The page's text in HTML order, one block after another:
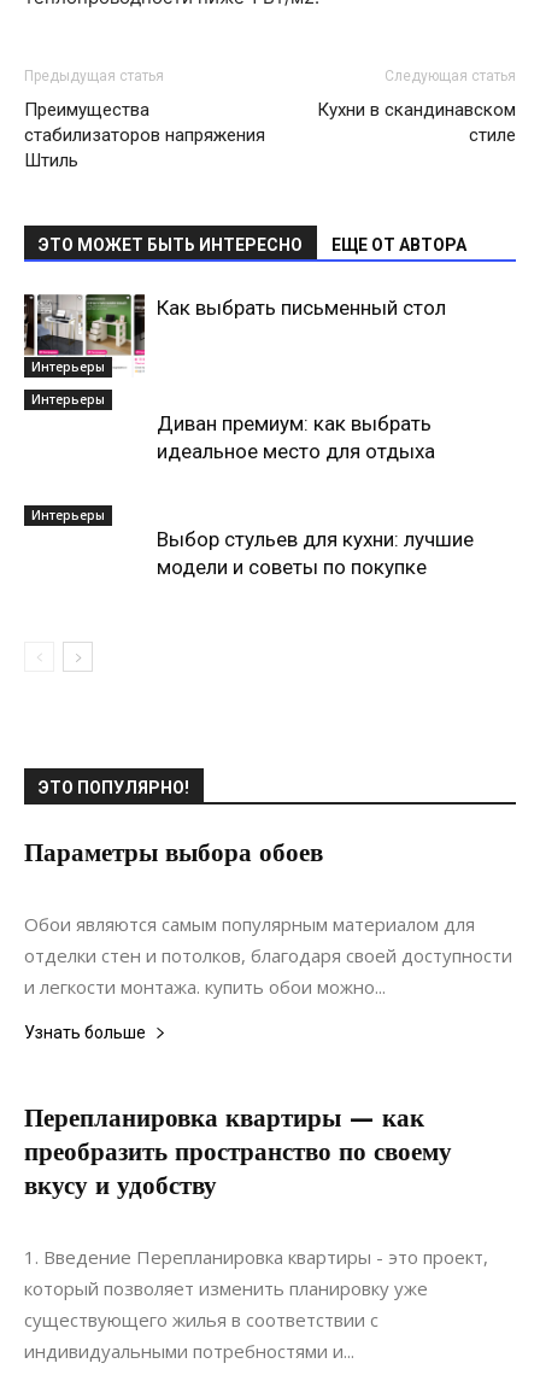
Предыдущая статья
Преимущества
стабилизаторов напряжения
Штиль
Следующая статья
Кухни в скандинавском
стиле
ЭТО МОЖЕТ БЫТЬ ИНТЕРЕСНО ЕЩЕ ОТ АВТОРА
Интерьеры
Как выбрать письменный стол
Интерьеры
Диван премиум: как выбрать
идеальное место для отдыха
Интерьеры
Выбор стульев для кухни: лучшие
модели и советы по покупке
ЭТО ПОПУЛЯРНО!
Параметры выбора обоев
29.12.2020
Обои являются самым популярным материалом для
отделки стен и потолков, благодаря своей доступности
и легкости монтажа. купить обои можно...
Узнать больше
Перепланировка квартиры — как
преобразить пространство по своему
вкусу и удобству
20.06.2022
1. Введение Перепланировка квартиры - это проект,
который позволяет изменить планировку уже
существующего жилья в соответствии с
индивидуальными потребностями и...